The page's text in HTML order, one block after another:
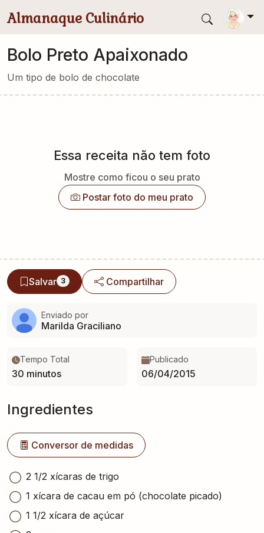
Almanaque Culinário
Bolo Preto Apaixonado
Um tipo de bolo de chocolate
Essa receita não tem foto
Mostre como ficou o seu prato
Postar foto do meu prato
Salvar 3 Compartilhar
Enviado por
Marilda Graciliano
Tempo Total
30 minutos
Publicado
06/04/2015
Ingredientes
Conversor de medidas
2 1/2 xícaras de trigo
1 xícara de cacau em pó (chocolate picado)
1 1/2 xícara de açúcar